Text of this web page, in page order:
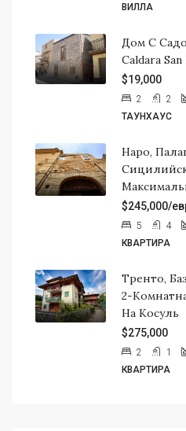
ВИЛЛА
Дом С
Caldara
$19,000
2 2
ТАУНХАУС
Наро,
$245,000/
5 4
КВАРТИРА
Тренто,
2-
На Косуль
$275,000
2 1
КВАРТИРА